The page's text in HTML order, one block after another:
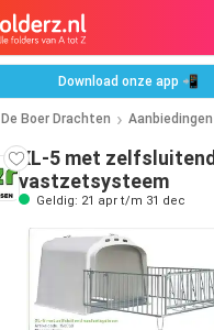
Download onze app 📲
De Boer Drachten Aanbiedingen
XL-5 met zelfsluitend
vastzetsysteem
Geldig: 21 apr t/m 31 dec